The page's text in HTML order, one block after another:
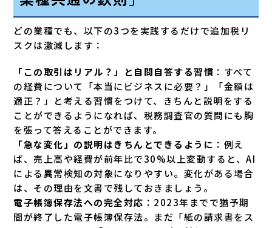
どの業種でも、以下の3つを実践するだけで追加税リ
スクは激減します：
「この取引はリアル？」と自問自答する習慣 ：すべて
の経費について「本当にビジネスに必要？」「金額は
適正？」と考える習慣をつけて、きちんと説明をする
ことができるようになれば、税務調査官の質問にも胸
を張って答えることができます。
「急な変化」の説明はきちんとできるように ：例え
ば、売上高や経費が前年比で30%以上変動すると、AI
による異常検知の対象になりやすい。変化がある場合
は、その理由を文書で残しておきましょう。
電子帳簿保存法への完全対応 ：2023年までで猶予期
間が終了した電子帳簿保存法。まだ「紙の請求書をス